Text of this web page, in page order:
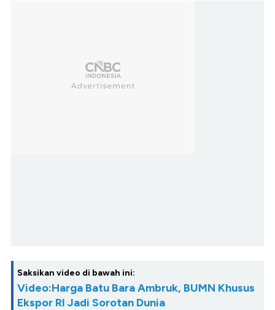
Saksikan video di bawah ini:
Video:Harga Batu Bara Ambruk, BUMN Khusus
Ekspor RI Jadi Sorotan Dunia